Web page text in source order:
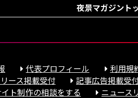
夜景マガジント
代表プロフィール 利用規
ース掲載受付 記事広告掲載受
ト制作の相談をする ニュース